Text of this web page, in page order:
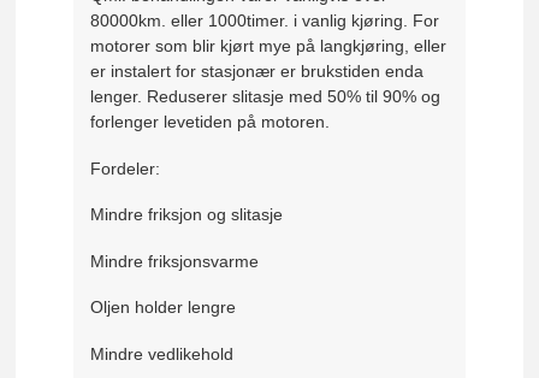
80000km. eller 1000timer. i vanlig kjøring. For
motorer som blir kjørt mye på langkjøring, eller
er instalert for stasjonær er brukstiden enda
lenger. Reduserer slitasje med 50% til 90% og
forlenger levetiden på motoren.
Fordeler:
Mindre friksjon og slitasje
Mindre friksjonsvarme
Oljen holder lengre
Mindre vedlikehold